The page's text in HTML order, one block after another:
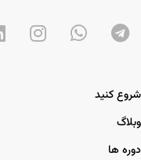
شروع کنید
وبلاگ
دوره ها